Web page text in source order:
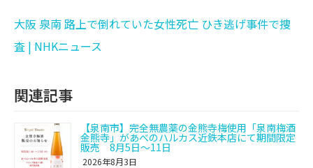
大阪 泉南 路上で倒れていた女性死亡 ひき逃げ事件で捜
査 | NHKニュース
関連記事
【泉南市】完全無農薬の金熊寺梅使用「泉南梅酒
金熊寺」があべのハルカス近鉄本店にて期間限定
販売 8月5日〜11日
2026年8月3日